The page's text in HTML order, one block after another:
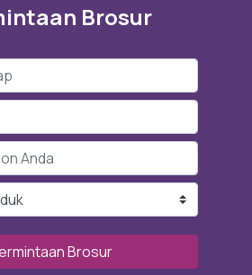
Brosur
Brosur